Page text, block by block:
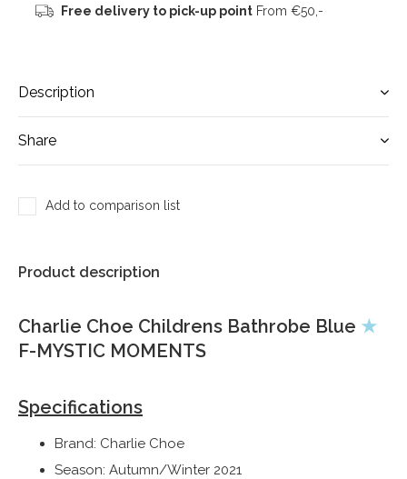
Free delivery to pick-up pointFrom €50,-
Description
Share
Add to comparison list
Product description
Charlie Choe Childrens Bathrobe Blue ★
F-MYSTIC MOMENTS
Specifications
Brand: Charlie Choe
Season: Autumn/Winter 2021